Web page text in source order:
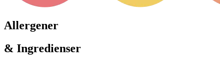
Allergener
& Ingredienser